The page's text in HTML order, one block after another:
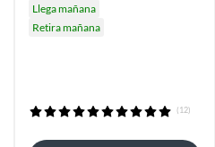
Llega mañana
Retira mañana
(12)